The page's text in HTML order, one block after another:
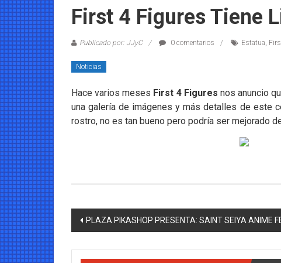
Coleccionables
y
entretenimiento
coleccionistas.
First 4 Figures Tiene
Publicado por: JJyC 0 comentarios Estatua,
Noticias
Hace varios meses First 4 Figures nos anuncio
una galería de imágenes y más detalles de este
rostro, no es tan bueno pero podría ser mejorado
Navegación
PLAZA PIKASHOP PRESENTA: SAINT SEIYA ANIME